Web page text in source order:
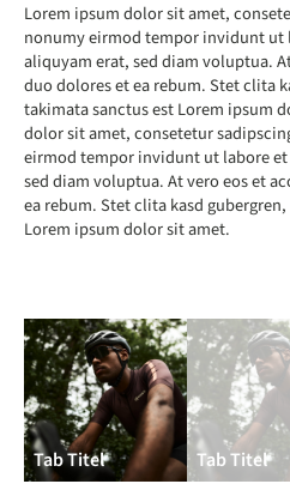
Lorem ipsum dolor sit amet,
nonumy eirmod tempor invidunt ut
aliquyam erat, sed diam voluptua.
duo dolores et ea rebum. Stet clita
takimata sanctus est Lorem ipsum
dolor sit amet, consetetur
eirmod tempor invidunt ut labore
sed diam voluptua. At vero eos et
ea rebum. Stet clita kasd
Lorem ipsum dolor sit amet.
Tab Titel Tab Titel